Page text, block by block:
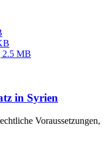
2.5 MB
in Syrien
Voraussetzungen,